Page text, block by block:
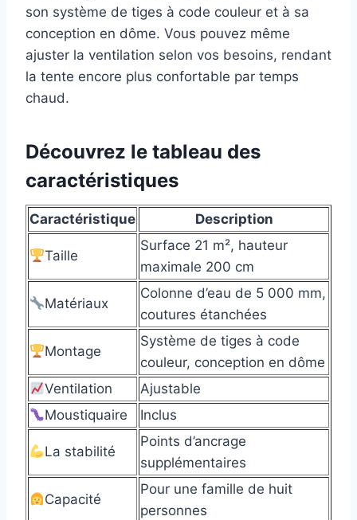
son système de tiges à code couleur et à sa
conception en dôme. Vous pouvez même
ajuster la ventilation selon vos besoins, rendant
la tente encore plus confortable par temps
chaud.
Découvrez le tableau des
caractéristiques
Caractéristique Description
Taille
Surface 21 m², hauteur
maximale 200 cm
Matériaux
Colonne d’eau de 5 000 mm,
coutures étanchées
Montage
Système de tiges à code
couleur, conception en dôme
Ventilation
Ajustable
Moustiquaire
Inclus
La stabilité
Points d’ancrage
supplémentaires
Capacité
Pour une famille de huit
personnes